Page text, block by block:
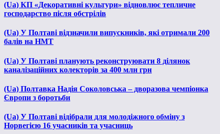
(Ua) КП «Декоративні культури» відновлює тепличне
господарство після обстрілів
(Ua) У Полтаві відзначили випускників, які отримали 200
балів на НМТ
(Ua) У Полтаві планують реконструювати 8 ділянок
каналізаційних колекторів за 400 млн грн
(Ua) Полтавка Надія Соколовська – дворазова чемпіонка
Європи з боротьби
(Ua) У Полтаві відібрали для молодіжного обміну з
Норвегією 16 учасників та учасниць